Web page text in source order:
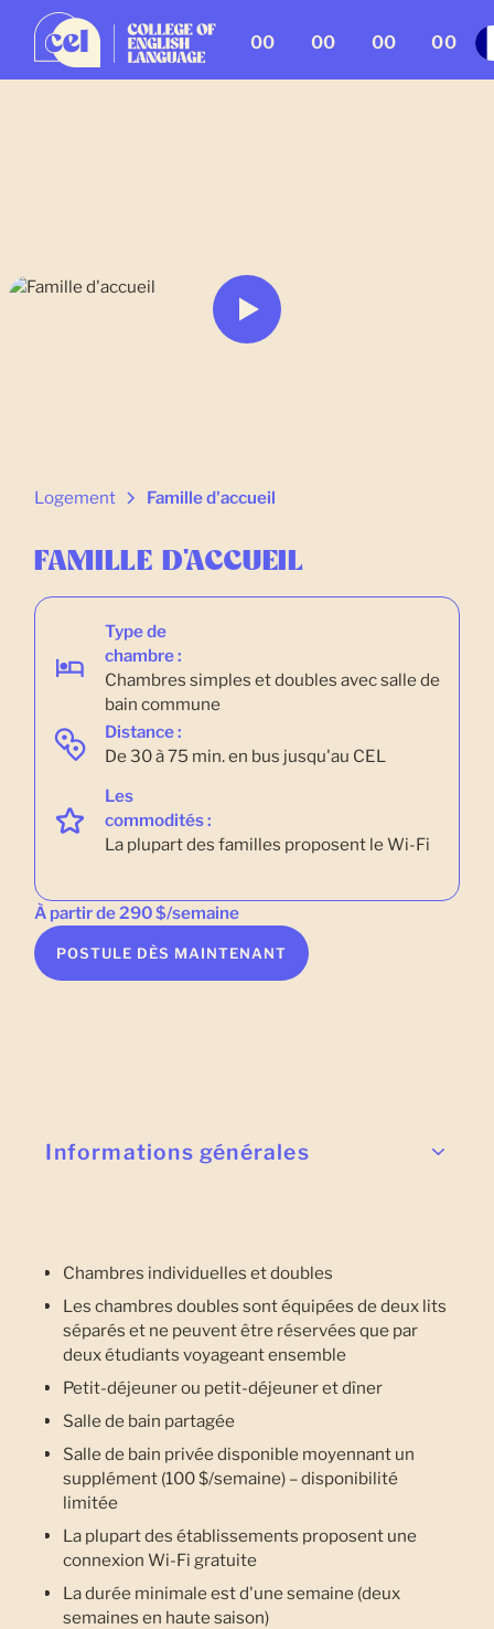
00 00 00 00
Logement Famille d'accueil
FAMILLE D'ACCUEIL
Type de
chambre :
Chambres simples et doubles avec salle de
bain commune
Distance :
De 30 à 75 min. en bus jusqu'au CEL
Les
commodités :
La plupart des familles proposent le Wi-Fi
À partir de 290 $/semaine
POSTULE DÈS MAINTENANT
Informations générales
Chambres individuelles et doubles
Les chambres doubles sont équipées de deux lits
séparés et ne peuvent être réservées que par
deux étudiants voyageant ensemble
Petit-déjeuner ou petit-déjeuner et dîner
Salle de bain partagée
Salle de bain privée disponible moyennant un
supplément (100 $/semaine) – disponibilité
limitée
La plupart des établissements proposent une
connexion Wi-Fi gratuite
La durée minimale est d'une semaine (deux
semaines en haute saison)